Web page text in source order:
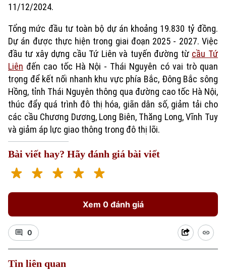
11/12/2024.
Tổng mức đầu tư toàn bộ dự án khoảng 19.830 tỷ đồng.
Dự án được thực hiện trong giai đoạn 2025 - 2027. Việc
đầu tư xây dựng cầu Tứ Liên và tuyến đường từ cầu Tứ
Liên đến cao tốc Hà Nội - Thái Nguyên có vai trò quan
trọng để kết nối nhanh khu vực phía Bắc, Đông Bắc sông
Hồng, tỉnh Thái Nguyên thông qua đường cao tốc Hà Nội,
thúc đẩy quá trình đô thị hóa, giãn dân số, giảm tải cho
các cầu Chương Dương, Long Biên, Thăng Long, Vĩnh Tuy
và giảm áp lực giao thông trong đô thị lõi.
Bài viết hay? Hãy đánh giá bài viết
Xem 0 đánh giá
0
Tin liên quan